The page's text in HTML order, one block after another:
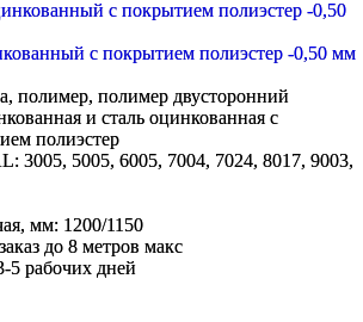
с покрытием полиэстер -0,50 мм
полимер, полимер двусторонний
и сталь оцинкованная с
полиэстер
3005, 5005, 6005, 7004, 7024, 8017, 9003,
мм: 1200/1150
до 8 метров макс
5 рабочих дней